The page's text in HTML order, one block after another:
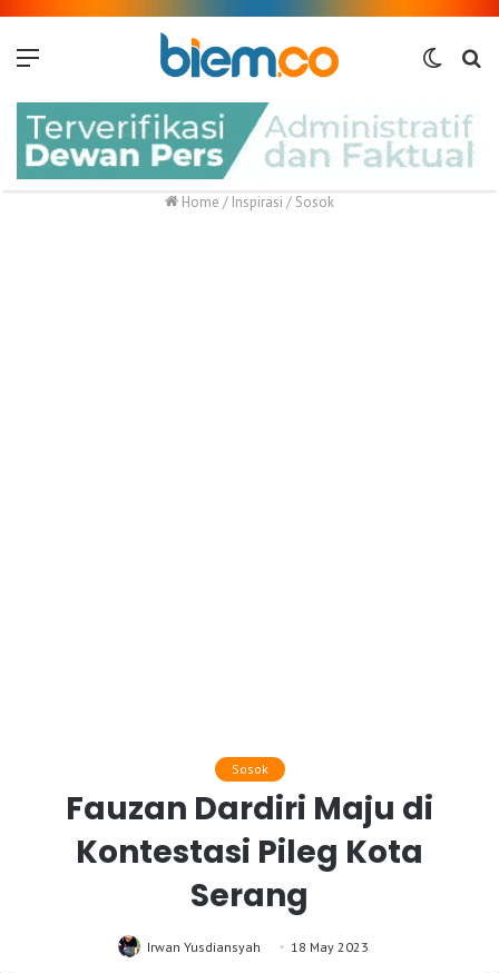
Switch
Home / Inspirasi / Sosok
Sosok
Fauzan Dardiri Maju di
Kontestasi Pileg Kota
Serang
Irwan Yusdiansyah 18 May 2023